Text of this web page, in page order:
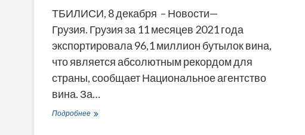
ТБИЛИСИ, 8 декабря – Новости—
Грузия. Грузия за 11 месяцев 2021 года
экспортировала 96,1 миллион бутылок вина,
что является абсолютным рекордом для
страны, сообщает Национальное агентство
вина. За…
ПодробнееЭкспорт